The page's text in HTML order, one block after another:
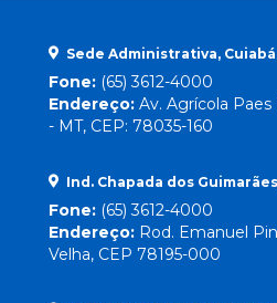
Sede Administrativa,
Fone: (65) 3612-4000
Endereço: Av. Agrícola Paes
- MT, CEP: 78035-160
Ind. Chapada dos
Fone: (65) 3612-4000
Endereço: Rod. Emanuel
Velha, CEP 78195-000